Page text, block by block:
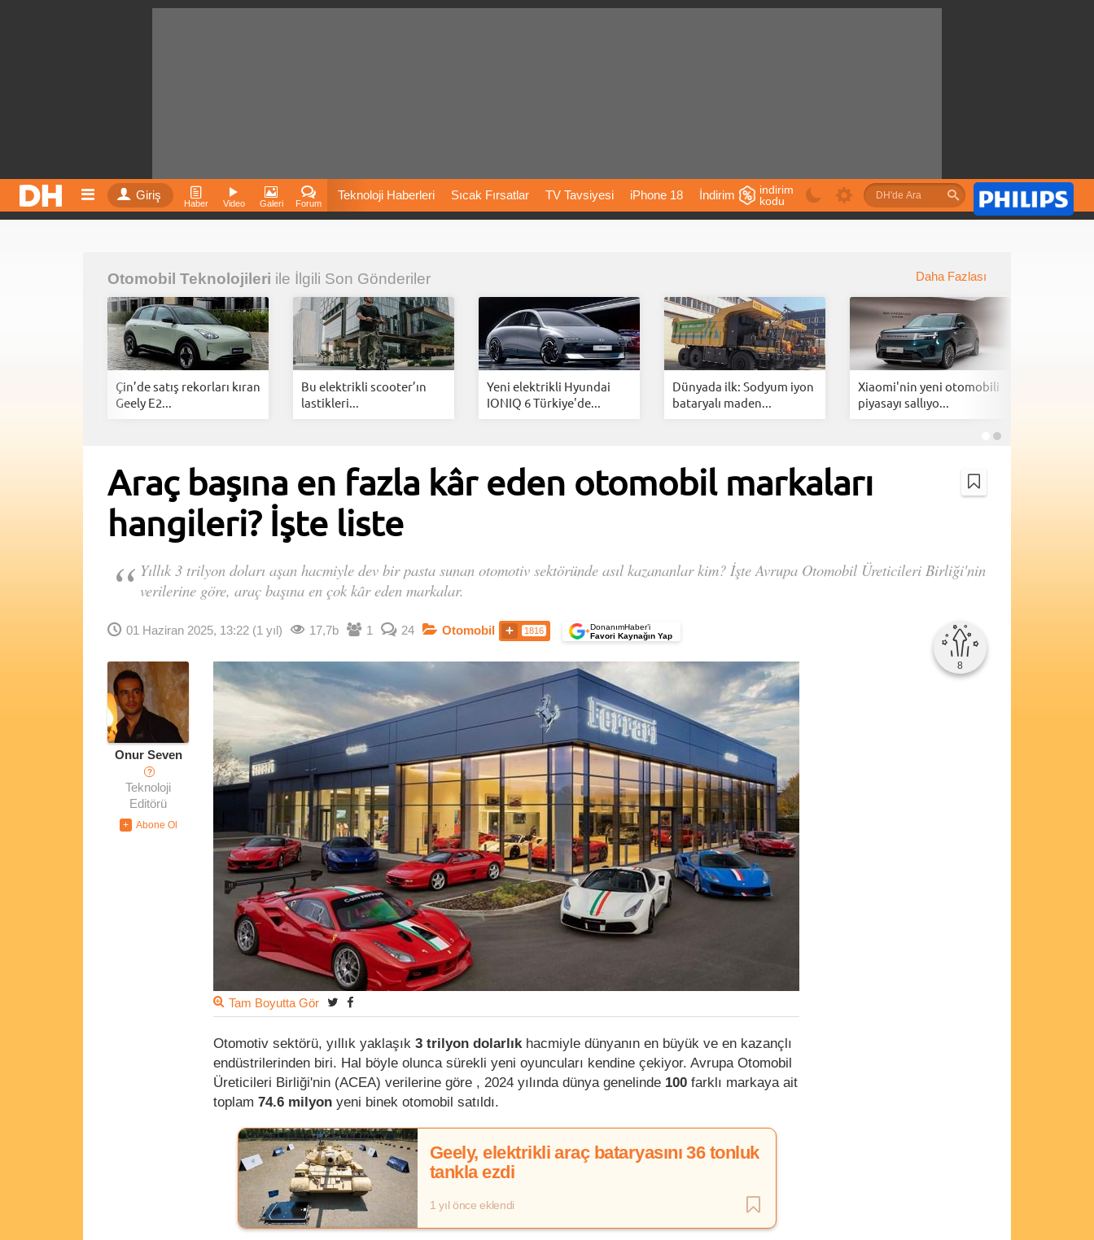
Giriş
Haber Video Galeri Forum
Teknoloji Haberleri Sıcak Fırsatlar TV Tavsiyesi iPhone 18 İndirim
Fiyatları Vizyondaki
İnstagram Dondurma İnstagram Çöktü Mü
indirim
kodu
Otomobil Teknolojileri ile İlgili Son Gönderiler Daha Fazlası
Çin’de satış rekorları kıran
Geely E2...
Bu elektrikli scooter’ın
lastikleri...
Yeni elektrikli Hyundai
IONIQ 6 Türkiye'de...
Dünyada ilk: Sodyum iyon
bataryalı maden...
Xiaomi'nin yeni otomobili
piyasayı sallıyo...
Araç başına en fazla kâr eden otomobil markaları
hangileri? İşte liste
Yıllık 3 trilyon doları aşan hacmiyle dev bir pasta sunan otomotiv sektöründe asıl kazananlar kim? İşte Avrupa Otomobil Üreticileri Birliği'nin
verilerine göre, araç başına en çok kâr eden markalar.
01 Haziran 2025, 13:22 (1 yıl) 17,7b 1 24 Otomobil 1816 +DonanımHaber’i
Favori Kaynağın Yap
8
Onur Seven
?
Teknoloji
Editörü
Tam Boyutta Gör
Otomotiv sektörü, yıllık yaklaşık 3 trilyon dolarlıkhacmiyle dünyanın en büyük ve en kazançlı
endüstrilerinden biri. Hal böyle olunca sürekli yeni oyuncuları kendine çekiyor. Avrupa Otomobil
Üreticileri Birliği'nin (ACEA) verilerine göre , 2024 yılında dünya genelinde 100 farklı markaya ait
toplam 74.6 milyon yeni binek otomobil satıldı.
Geely, elektrikli araç bataryasını 36 tonluk
tankla ezdi
1 yıl önce eklendi